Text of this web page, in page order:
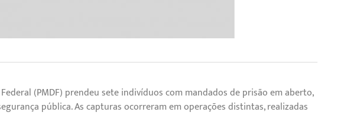
(PMDF) prendeu sete indivíduos com mandados de prisão em aberto,
pública. As capturas ocorreram em operações distintas, realizadas